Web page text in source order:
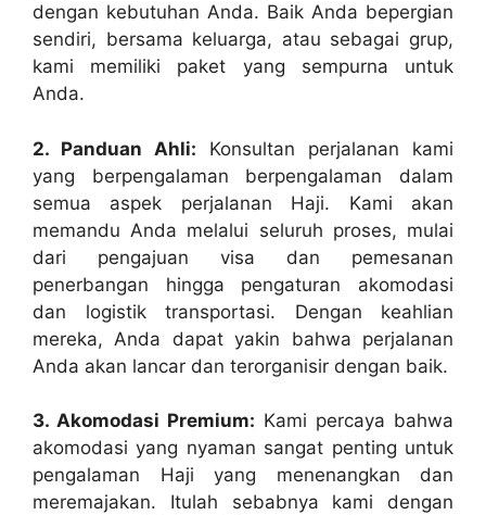
dengan kebutuhan Anda. Baik Anda bepergian
sendiri, bersama keluarga, atau sebagai grup,
kami memiliki paket yang sempurna untuk
Anda.
2. Panduan Ahli: Konsultan perjalanan kami
yang berpengalaman berpengalaman dalam
semua aspek perjalanan Haji. Kami akan
memandu Anda melalui seluruh proses, mulai
dari pengajuan visa dan pemesanan
penerbangan hingga pengaturan akomodasi
dan logistik transportasi. Dengan keahlian
mereka, Anda dapat yakin bahwa perjalanan
Anda akan lancar dan terorganisir dengan baik.
3. Akomodasi Premium: Kami percaya bahwa
akomodasi yang nyaman sangat penting untuk
pengalaman Haji yang menenangkan dan
meremajakan. Itulah sebabnya kami dengan